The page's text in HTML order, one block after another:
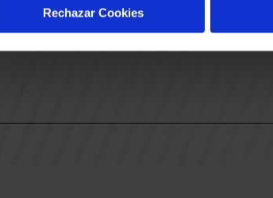
Rechazar Cookies
sobre las actividades,
y/o promociones del SASKI